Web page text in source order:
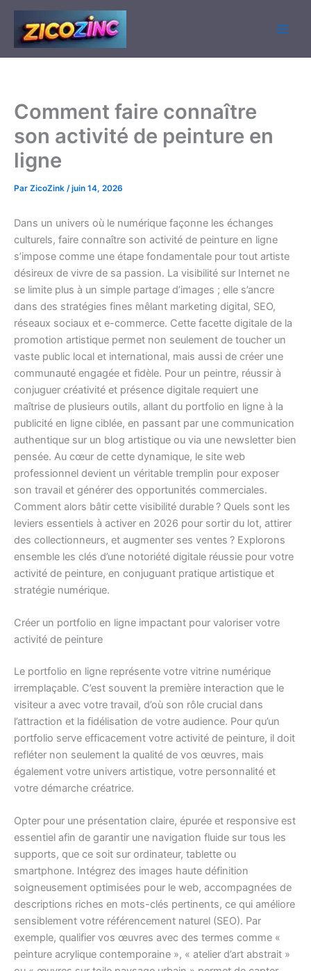
Aller
contenu
Comment faire connaître
son activité de peinture en
ligne
Par ZicoZink /juin 14, 2026
Dans un univers où le numérique façonne les échanges
culturels, faire connaître son activité de peinture en ligne
s’impose comme une étape fondamentale pour tout artiste
désireux de vivre de sa passion. La visibilité sur Internet ne
se limite plus à un simple partage d’images ; elle s’ancre
dans des stratégies fines mêlant marketing digital, SEO,
réseaux sociaux et e-commerce. Cette facette digitale de la
promotion artistique permet non seulement de toucher un
vaste public local et international, mais aussi de créer une
communauté engagée et fidèle. Pour un peintre, réussir à
conjuguer créativité et présence digitale requiert une
maîtrise de plusieurs outils, allant du portfolio en ligne à la
publicité en ligne ciblée, en passant par une communication
authentique sur un blog artistique ou via une newsletter bien
pensée. Au cœur de cette dynamique, le site web
professionnel devient un véritable tremplin pour exposer
son travail et générer des opportunités commerciales.
Comment alors bâtir cette visibilité durable ? Quels sont les
leviers essentiels à activer en 2026 pour sortir du lot, attirer
des collectionneurs, et augmenter ses ventes ? Explorons
ensemble les clés d’une notoriété digitale réussie pour votre
activité de peinture, en conjuguant pratique artistique et
stratégie numérique.
Créer un portfolio en ligne impactant pour valoriser votre
activité de peinture
Le portfolio en ligne représente votre vitrine numérique
irremplaçable. C’est souvent la première interaction que le
visiteur a avec votre travail, d’où son rôle crucial dans
l’attraction et la fidélisation de votre audience. Pour qu’un
portfolio serve efficacement votre activité de peinture, il doit
refléter non seulement la qualité de vos œuvres, mais
également votre univers artistique, votre personnalité et
votre démarche créatrice.
Opter pour une présentation claire, épurée et responsive est
essentiel afin de garantir une navigation fluide sur tous les
supports, que ce soit sur ordinateur, tablette ou
smartphone. Intégrez des images haute définition
soigneusement optimisées pour le web, accompagnées de
descriptions riches en mots-clés pertinents, ce qui améliore
sensiblement votre référencement naturel (SEO). Par
exemple, qualifier vos œuvres avec des termes comme «
peinture acrylique contemporaine », « atelier d’art abstrait »